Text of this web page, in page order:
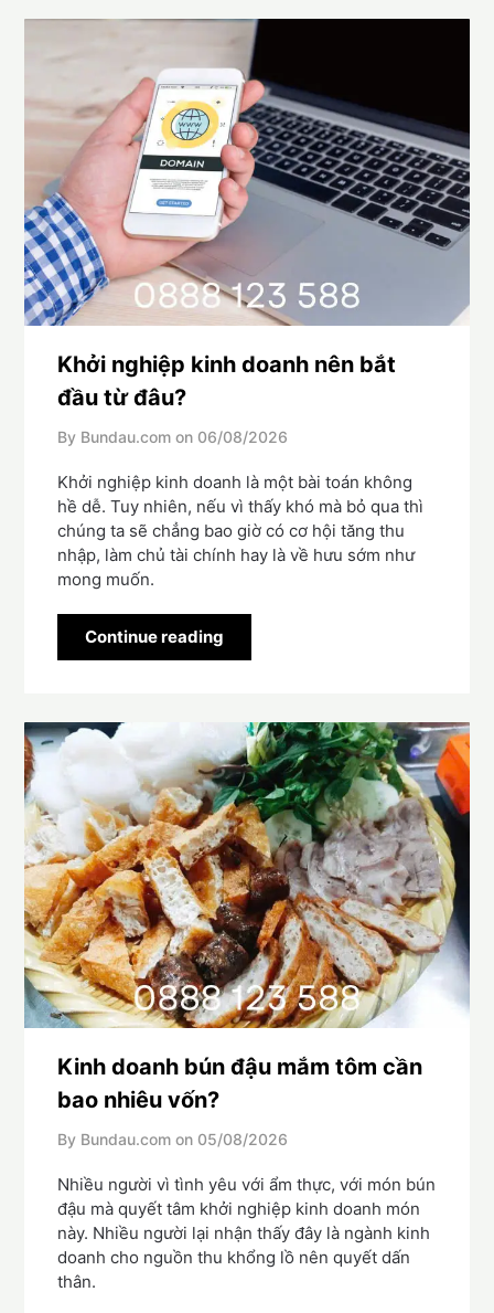
Khởi nghiệp kinh doanh nên bắt
đầu từ đâu?
By Bundau.com on 06/08/2026
Khởi nghiệp kinh doanh là một bài toán không
hề dễ. Tuy nhiên, nếu vì thấy khó mà bỏ qua thì
chúng ta sẽ chẳng bao giờ có cơ hội tăng thu
nhập, làm chủ tài chính hay là về hưu sớm như
mong muốn.
Continue reading
Kinh doanh bún đậu mắm tôm cần
bao nhiêu vốn?
By Bundau.com on 05/08/2026
Nhiều người vì tình yêu với ẩm thực, với món bún
đậu mà quyết tâm khởi nghiệp kinh doanh món
này. Nhiều người lại nhận thấy đây là ngành kinh
doanh cho nguồn thu khổng lồ nên quyết dấn
thân.